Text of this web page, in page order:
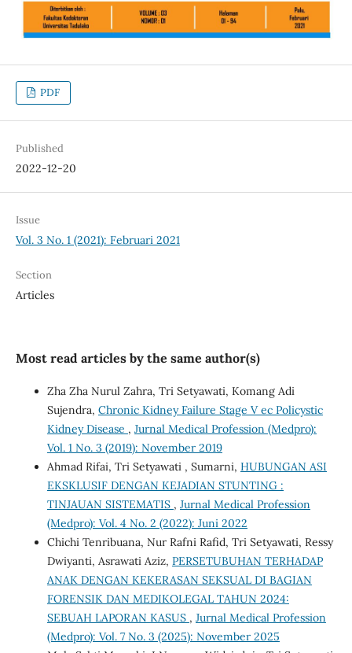
PDF
Published
2022-12-20
Issue
Vol. 3 No. 1 (2021): Februari 2021
Section
Articles
Most read articles by the same author(s)
Zha Zha Nurul Zahra, Tri Setyawati, Komang Adi
Sujendra, Chronic Kidney Failure Stage V ec Policystic
Kidney Disease , Jurnal Medical Profession (Medpro):
Vol. 1 No. 3 (2019): November 2019
Ahmad Rifai, Tri Setyawati , Sumarni, HUBUNGAN ASI
EKSKLUSIF DENGAN KEJADIAN STUNTING :
TINJAUAN SISTEMATIS , Jurnal Medical Profession
(Medpro): Vol. 4 No. 2 (2022): Juni 2022
Chichi Tenribuana, Nur Rafni Rafid, Tri Setyawati, Ressy
Dwiyanti, Asrawati Aziz, PERSETUBUHAN TERHADAP
ANAK DENGAN KEKERASAN SEKSUAL DI BAGIAN
FORENSIK DAN MEDIKOLEGAL TAHUN 2024:
SEBUAH LAPORAN KASUS , Jurnal Medical Profession
(Medpro): Vol. 7 No. 3 (2025): November 2025